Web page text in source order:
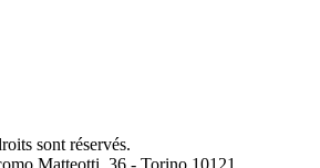
sont réservés.
Matteotti, 36 - Torino 10121